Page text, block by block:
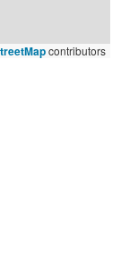
contributors